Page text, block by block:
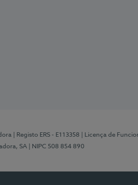
| Registo ERS - E113358 | Licença de
SA
| NIPC 508 854 890